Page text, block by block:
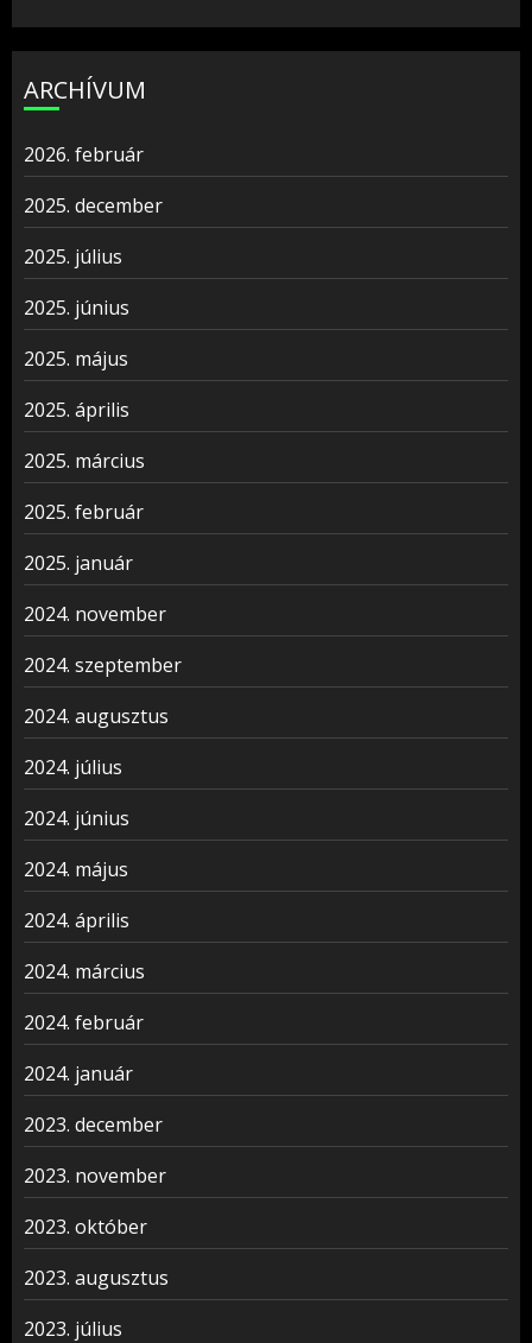
ARCHÍVUM
2026. február
2025. december
2025. július
2025. június
2025. május
2025. április
2025. március
2025. február
2025. január
2024. november
2024. szeptember
2024. augusztus
2024. július
2024. június
2024. május
2024. április
2024. március
2024. február
2024. január
2023. december
2023. november
2023. október
2023. augusztus
2023. július